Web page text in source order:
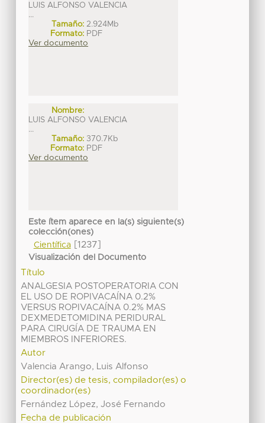
LUIS ALFONSO VALENCIA
...
Tamaño: 2.924Mb
Formato: PDF
Ver documento
Nombre:
LUIS ALFONSO VALENCIA
...
Tamaño: 370.7Kb
Formato: PDF
Ver documento
Este ítem aparece en la(s) siguiente(s)
colección(ones)
Científica[1237]
Visualización del Documento
Título
ANALGESIA POSTOPERATORIA CON
EL USO DE ROPIVACAÍNA 0.2%
VERSUS ROPIVACAÍNA 0.2% MAS
DEXMEDETOMIDINA PERIDURAL
PARA CIRUGÍA DE TRAUMA EN
MIEMBROS INFERIORES.
Autor
Valencia Arango, Luis Alfonso
Director(es) de tesis, compilador(es) o
coordinador(es)
Fernández López, José Fernando
Fecha de publicación